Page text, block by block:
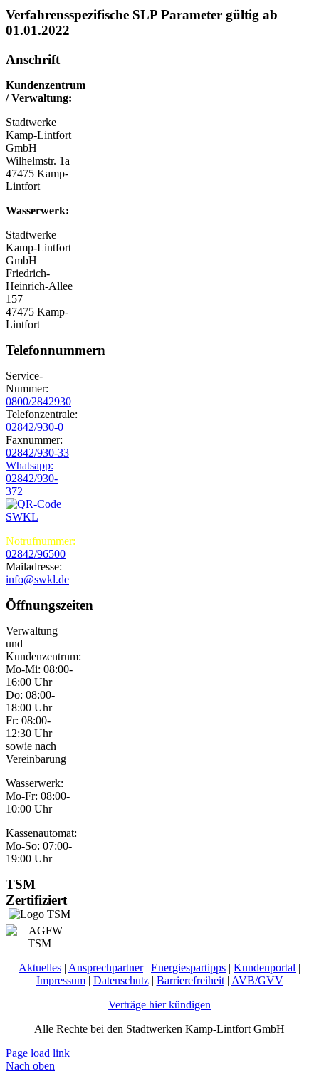
Verfahrensspezifische SLP Parameter gültig ab
01.01.2022
Anschrift
Kundenzentrum
/ Verwaltung:
Stadtwerke
Kamp-Lintfort
GmbH
Wilhelmstr. 1a
47475 Kamp-
Lintfort
Wasserwerk:
Stadtwerke
Kamp-Lintfort
GmbH
Friedrich-
Heinrich-Allee
157
47475 Kamp-
Lintfort
Telefonnummern
Service-
Nummer:
0800/2842930
Telefonzentrale:
02842/930-0
Faxnummer:
02842/930-33
Whatsapp:
02842/930-
372
Notrufnummer:
02842/96500
Mailadresse:
info@swkl.de
Öffnungszeiten
Verwaltung
und
Kundenzentrum:
Mo-Mi: 08:00-
16:00 Uhr
Do: 08:00-
18:00 Uhr
Fr: 08:00-
12:30 Uhr
sowie nach
Vereinbarung
Wasserwerk:
Mo-Fr: 08:00-
10:00 Uhr
Kassenautomat:
Mo-So: 07:00-
19:00 Uhr
TSM
Zertifiziert
Aktuelles | Ansprechpartner| Energiespartipps | Kundenportal |
Impressum| Datenschutz| Barrierefreiheit| AVB/GVV
Verträge hier kündigen
Alle Rechte bei den Stadtwerken Kamp-Lintfort GmbH
Page load link
Nach oben